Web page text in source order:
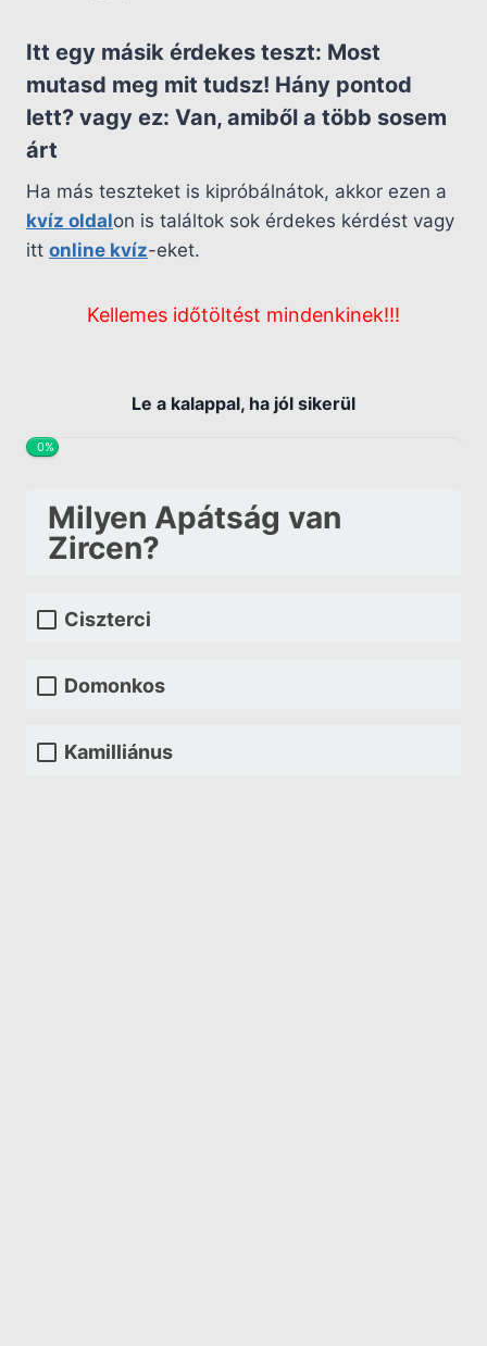
Itt egy másik érdekes teszt: Most
mutasd meg mit tudsz! Hány pontod
lett? vagy ez: Van, amiből a több sosem
árt
Ha más teszteket is kipróbálnátok, akkor ezen a
kvíz oldalon is találtok sok érdekes kérdést vagy
itt online kvíz-eket.
Kellemes időtöltést mindenkinek!!!
Le a kalappal, ha jól sikerül
0%
Milyen Apátság van
Zircen?
Ciszterci
Domonkos
Kamilliánus